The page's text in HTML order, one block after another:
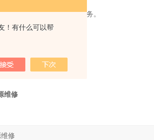
！有什么可以帮
电等故障，并提供BGA服务。
盘驱动机芯等。
机不能点亮等故障。
维修